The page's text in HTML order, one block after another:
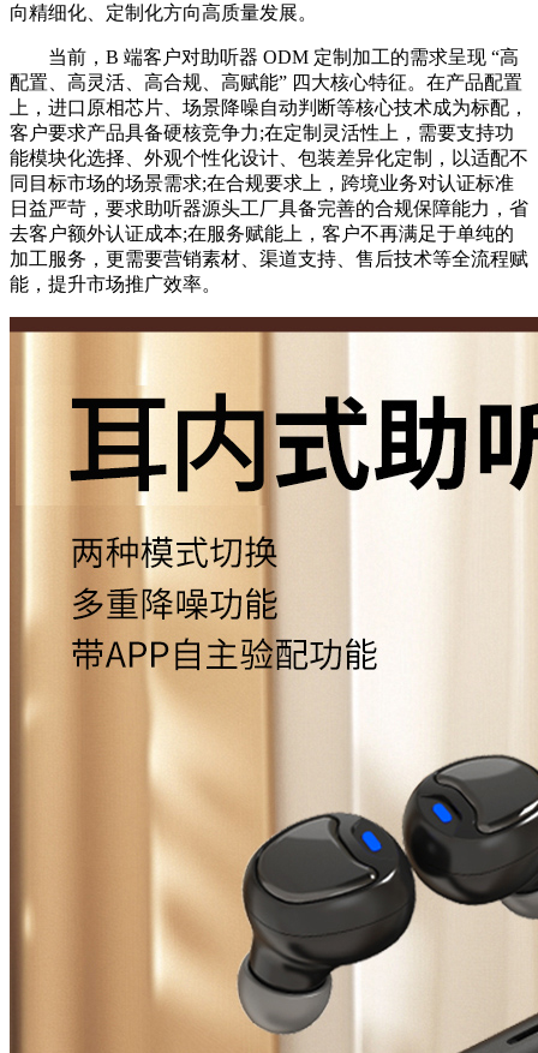
向精细化、定制化方向高质量发展。
当前，B 端客户对助听器 ODM 定制加工的需求呈现 “高
配置、高灵活、高合规、高赋能” 四大核心特征。在产品配置
上，进口原相芯片、场景降噪自动判断等核心技术成为标配，
客户要求产品具备硬核竞争力;在定制灵活性上，需要支持功
能模块化选择、外观个性化设计、包装差异化定制，以适配不
同目标市场的场景需求;在合规要求上，跨境业务对认证标准
日益严苛，要求助听器源头工厂具备完善的合规保障能力，省
去客户额外认证成本;在服务赋能上，客户不再满足于单纯的
加工服务，更需要营销素材、渠道支持、售后技术等全流程赋
能，提升市场推广效率。